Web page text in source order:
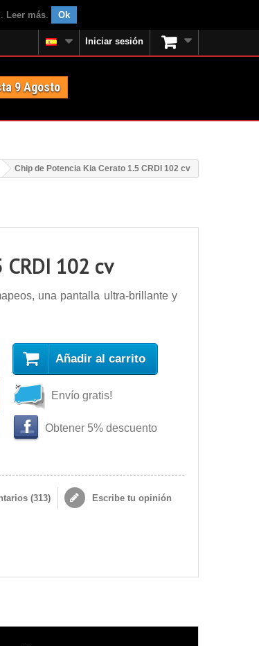
Leer más. Ok
Iniciar sesión
9 Agosto
Chip de Potencia Kia Cerato 1.5 CRDI 102 cv
CRDI 102 cv
una pantalla ultra-brillante y
Añadir al carrito
Envío gratis!
Obtener 5% descuento
(313) Escribe tu opinión